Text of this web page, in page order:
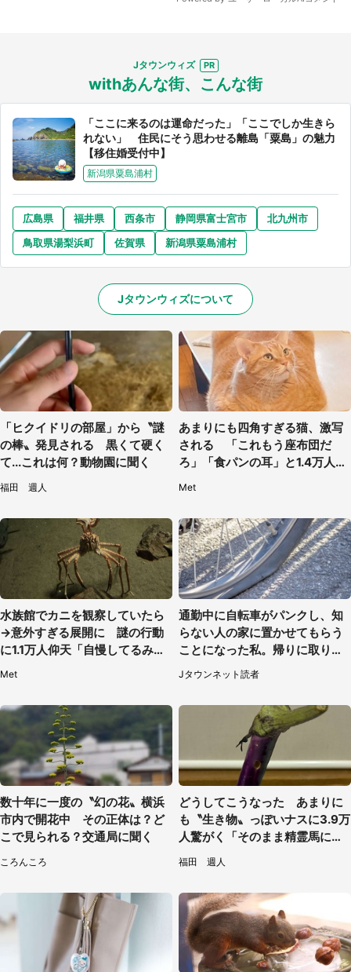
Jタウンウィズ
withあんな街、こんな街
「ここに来るのは運命だった」「ここでしか生きら
れない」 住民にそう思わせる離島「粟島」の魅力
【移住婚受付中】
新潟県粟島浦村
広島県 福井県 西条市 静岡県富士宮市
北九州市
鳥取県湯梨浜町
佐賀県 新潟県粟島浦村
Jタウンウィズについて
「ヒクイドリの部屋」から〝謎
の棒〟発見される 黒くて硬く
て...これは何？動物園に聞く
福田 週人
あまりにも四角すぎる猫、激写
される 「これもう座布団だ
ろ」「食パンの耳」と1.4万人困
Met
水族館でカニを観察していたら
→意外すぎる展開に 謎の行動
に1.1万人仰天「自慢してるみた
い」
Met
通勤中に自転車がパンクし、知
らない人の家に置かせてもらう
ことになった私。帰りに取りに
行くと、なんと...（東京都・40
代女性）
Jタウンネット読者
数十年に一度の〝幻の花〟横浜
市内で開花中 その正体は？ど
こで見られる？交通局に聞く
ころんころ
どうしてこうなった あまりに
も〝生き物〟っぽいナスに3.9万
人驚がく「そのまま精霊馬に使
えそう」
福田 週人